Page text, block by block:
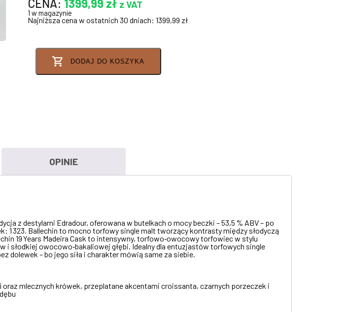
CENA: 1399,99 zł z VAT
1 w magazynie
Najniższa cena w ostatnich 30 dniach:1399,99 zł
DODAJ DO KOSZYKA
OPINIE
z destylarni Edradour, oferowana w butelkach o mocy beczki – 53,5 % ABV – po
1 323. Ballechin to mocno torfowy single malt tworzący kontrasty między słodyczą
19 Years Madeira Cask to intensywny, torfowo‑owocowy torfowiec w stylu
i słodkiej owocowo‑bakaliowej głębi. Idealny dla entuzjastów torfowych single
– bo jego siła i charakter mówią same za siebie.
mlecznych krówek, przeplatane akcentami croissanta, czarnych porzeczek i